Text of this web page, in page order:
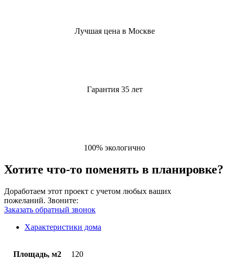
Лучшая цена в Москве
Гарантия 35 лет
100% экологично
Хотите что-то поменять в планировке?
Доработаем этот проект с учетом любых ваших
пожеланий. Звоните:
Заказать обратный звонок
Характеристики дома
Площадь, м2 120